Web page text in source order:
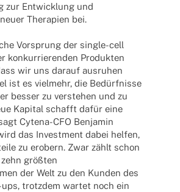
zur Entwick­lung und
Thera­pien bei.
Vorsprung der single-cell
konkur­rie­ren­den Produk­ten
wir uns darauf ausru­hen
ist es viel­mehr, die Bedürf­nisse
besser zu verste­hen und zu
Kapi­tal schafft dafür eine
Cytena-CFO Benja­min
das Invest­ment dabei helfen,
zu erobern. Zwar zählt schon
größ­ten
der Welt zu den Kunden des
trotz­dem wartet noch ein